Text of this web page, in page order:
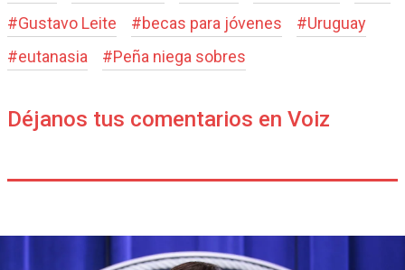
#Gustavo Leite #becas para jóvenes #Uruguay
#eutanasia #Peña niega sobres
Déjanos tus comentarios en Voiz